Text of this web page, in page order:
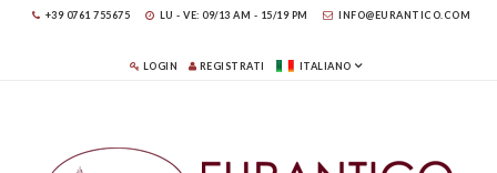
+39 0761 755675 LU - VE: 09/13 AM - 15/19 PM INFO@EURANTICO.COM
LOGIN REGISTRATI ITALIANO